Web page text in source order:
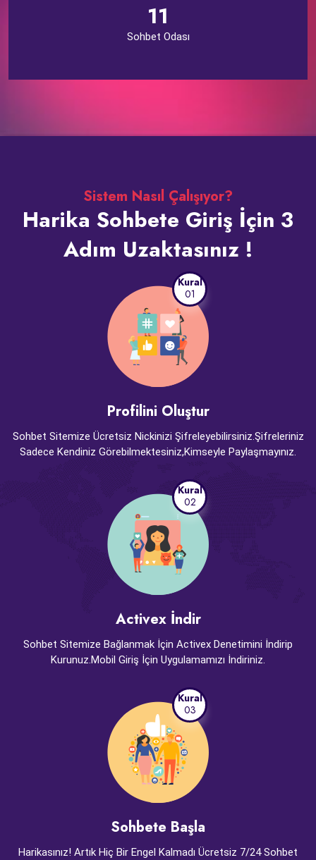
11
Sohbet Odası
Sistem Nasıl Çalışıyor?
Harika Sohbete Giriş İçin 3
Adım Uzaktasınız !
Kural
01
Profilini Oluştur
Sohbet Sitemize Ücretsiz Nickinizi Şifreleyebilirsiniz.Şifreleriniz
Sadece Kendiniz Görebilmektesiniz,Kimseyle Paylaşmayınız.
Kural
02
Activex İndir
Sohbet Sitemize Bağlanmak İçin Activex Denetimini İndirip
Kurunuz.Mobil Giriş İçin Uygulamamızı İndiriniz.
Kural
03
Sohbete Başla
Harikasınız! Artık Hiç Bir Engel Kalmadı Ücretsiz 7/24 Sohbet